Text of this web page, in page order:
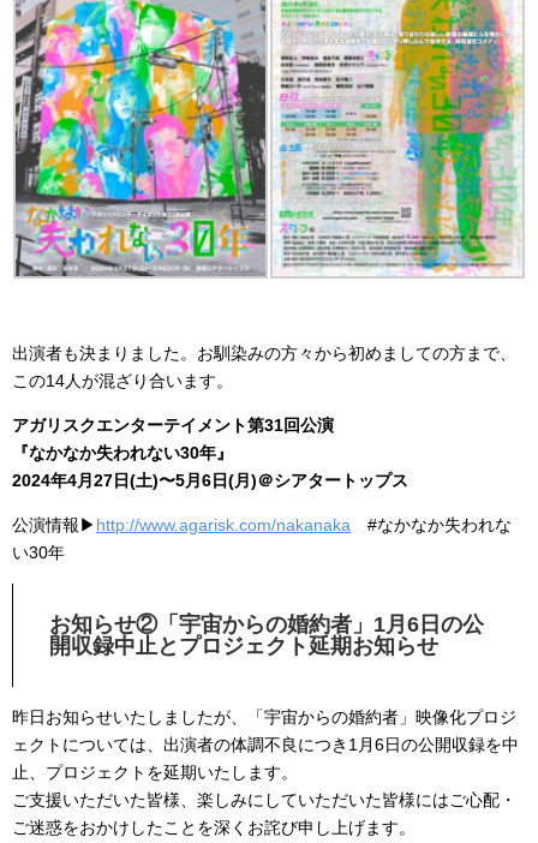
出演者も決まりました。お馴染みの方々から初めましての方まで、
この14人が混ざり合います。
アガリスクエンターテイメント第31回公演
『なかなか失われない30年』
2024年4月27日(土)〜5月6日(月)＠シアタートップス
公演情報▶︎ http://www.agarisk.com/nakanaka #なかなか失われな
い30年
お知らせ②「宇宙からの婚約者」 1月6日の公
開収録中止とプロジェクト延期お知らせ
昨日お知らせいたしましたが、「宇宙からの婚約者」映像化プロジ
ェクトについては、出演者の体調不良につき1月6日の公開収録を中
止、プロジェクトを延期いたします。
ご支援いただいた皆様、楽しみにしていただいた皆様にはご心配・
ご迷惑をおかけしたことを深くお詫び申し上げます。